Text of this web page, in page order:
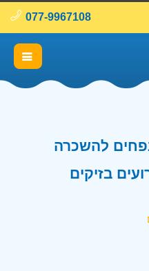
077-9967108
להשכרה
בזיקים